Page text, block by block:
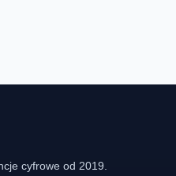
cyfrowe od 2019.